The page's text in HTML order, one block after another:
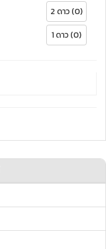
2 ดาว (0)
1 ดาว (0)